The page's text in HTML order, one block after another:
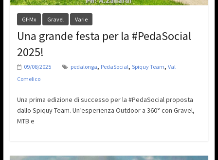
Gf-Mx Gravel Varie
Una grande festa per la #PedaSocial
2025!
09/08/2025 pedalonga, PedaSocial, Spiquy Team, Val
Comelico
Una prima edizione di successo per la #PedaSocial proposta
dallo Spiquy Team. Un’esperienza Outdoor a 360° con Gravel,
MTB e